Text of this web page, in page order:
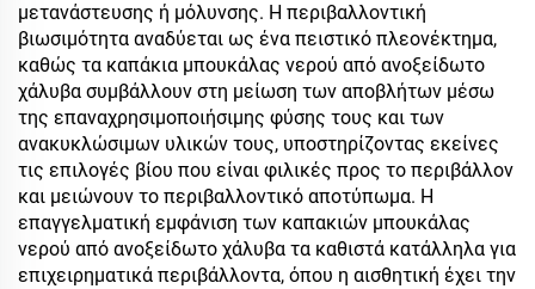
μετανάστευσης ή μόλυνσης. Η περιβαλλοντική
βιωσιμότητα αναδύεται ως ένα πειστικό πλεονέκτημα,
καθώς τα καπάκια μπουκάλας νερού από ανοξείδωτο
χάλυβα συμβάλλουν στη μείωση των αποβλήτων μέσω
της επαναχρησιμοποιήσιμης φύσης τους και των
ανακυκλώσιμων υλικών τους, υποστηρίζοντας εκείνες
τις επιλογές βίου που είναι φιλικές προς το περιβάλλον
και μειώνουν το περιβαλλοντικό αποτύπωμα. Η
επαγγελματική εμφάνιση των καπακιών μπουκάλας
νερού από ανοξείδωτο χάλυβα τα καθιστά κατάλληλα για
επιχειρηματικά περιβάλλοντα, όπου η αισθητική έχει την